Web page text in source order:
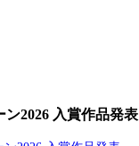
2026 入賞作品発表